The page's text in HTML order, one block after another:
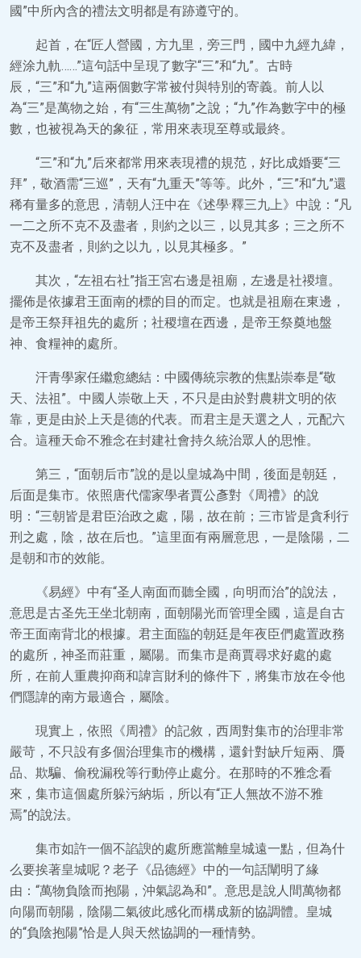
國”中所內含的禮法文明都是有跡遵守的。
起首，在“匠人營國，方九里，旁三門，國中九經九緯，
經涂九軌……”這句話中呈現了數字“三”和“九”。古時
辰，“三”和“九”這兩個數字常被付與特別的寄義。前人以
為“三”是萬物之始，有“三生萬物”之說；“九”作為數字中的極
數，也被視為天的象征，常用來表現至尊或最終。
“三”和“九”后來都常用來表現禮的規范，好比成婚要“三
拜”，敬酒需“三巡”，天有“九重天”等等。此外，“三”和“九”還
稀有量多的意思，清朝人汪中在《述學·釋三九上》中說：“凡
一二之所不克不及盡者，則約之以三，以見其多；三之所不
克不及盡者，則約之以九，以見其極多。”
其次，“左祖右社”指王宮右邊是祖廟，左邊是社禝壇。
擺佈是依據君王面南的標的目的而定。也就是祖廟在東邊，
是帝王祭拜祖先的處所；社稷壇在西邊，是帝王祭奠地盤
神、食糧神的處所。
汗青學家任繼愈總結：中國傳統宗教的焦點崇奉是“敬
天、法祖”。中國人崇敬上天，不只是由於對農耕文明的依
靠，更是由於上天是德的代表。而君主是天選之人，元配六
合。這種天命不雅念在封建社會持久統治眾人的思惟。
第三，“面朝后市”說的是以皇城為中間，後面是朝廷，
后面是集市。依照唐代儒家學者賈公彥對《周禮》的說
明：“三朝皆是君臣治政之處，陽，故在前；三市皆是貪利行
刑之處，陰，故在后也。”這里面有兩層意思，一是陰陽，二
是朝和市的效能。
《易經》中有“圣人南面而聽全國，向明而治”的說法，
意思是古圣先王坐北朝南，面朝陽光而管理全國，這是自古
帝王面南背北的根據。君主面臨的朝廷是年夜臣們處置政務
的處所，神圣而莊重，屬陽。而集市是商賈尋求好處的處
所，在前人重農抑商和諱言財利的條件下，將集市放在令他
們隱諱的南方最適合，屬陰。
現實上，依照《周禮》的記敘，西周對集市的治理非常
嚴苛，不只設有多個治理集市的機構，還針對缺斤短兩、贗
品、欺騙、偷稅漏稅等行動停止處分。在那時的不雅念看
來，集市這個處所躲污納垢，所以有“正人無故不游不雅
焉”的說法。
集市如許一個不諂諛的處所應當離皇城遠一點，但為什
么要挨著皇城呢？老子《品德經》中的一句話闡明了緣
由：“萬物負陰而抱陽，沖氣認為和”。意思是說人間萬物都
向陽而朝陽，陰陽二氣彼此感化而構成新的協調體。皇城
的“負陰抱陽”恰是人與天然協調的一種情勢。